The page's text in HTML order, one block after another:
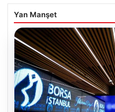
Yan Manşet